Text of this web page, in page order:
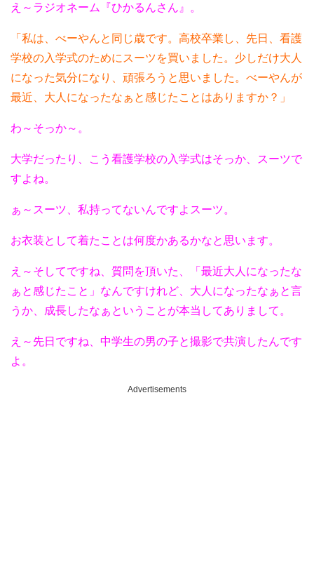
え～ラジオネーム『ひかるんさん』。
「私は、べーやんと同じ歳です。高校卒業し、先日、看護
学校の入学式のためにスーツを買いました。少しだけ大人
になった気分になり、頑張ろうと思いました。べーやんが
最近、大人になったなぁと感じたことはありますか？」
わ～そっか～。
大学だったり、こう看護学校の入学式はそっか、スーツで
すよね。
ぁ～スーツ、私持ってないんですよスーツ。
お衣装として着たことは何度かあるかなと思います。
え～そしてですね、質問を頂いた、「最近大人になったな
ぁと感じたこと」なんですけれど、大人になったなぁと言
うか、成長したなぁということが本当してありまして。
え～先日ですね、中学生の男の子と撮影で共演したんです
よ。
Advertisements